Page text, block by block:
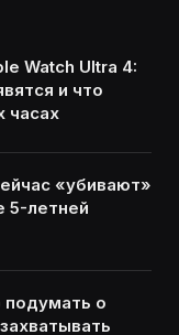
Watch Ultra 4:
и что
часах
«убивают»
5-летней
подумать о